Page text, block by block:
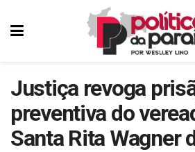
Justiça revoga
preventiva do
Santa Rita Wagner